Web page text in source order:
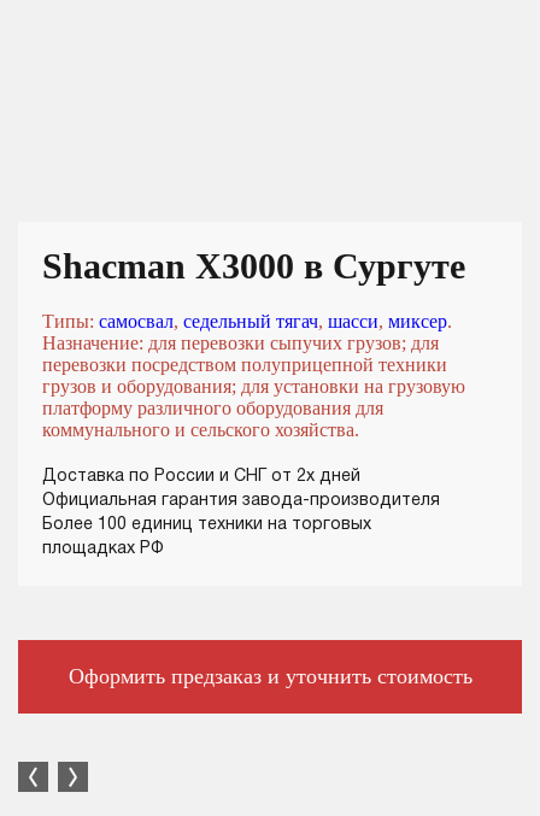
Shacman X3000 в Сургуте
Типы: самосвал, седельный тягач, шасси, миксер.
Назначение: для перевозки сыпучих грузов; для
перевозки посредством полуприцепной техники
грузов и оборудования; для установки на грузовую
платформу различного оборудования для
коммунального и сельского хозяйства.
Доставка по России и СНГ от 2х дней
Официальная гарантия завода-производителя
Более 100 единиц техники на торговых
площадках РФ
Оформить предзаказ и уточнить стоимость